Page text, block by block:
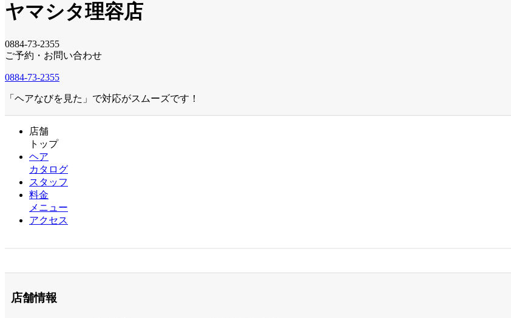
ヤマシタ理容店
0884-73-2355
ご予約・お問い合わせ
0884-73-2355
「ヘアなびを見た」で対応がスムーズです！
店舗
トップ
ヘア
カタログ
スタッフ
料金
メニュー
アクセス
店舗情報